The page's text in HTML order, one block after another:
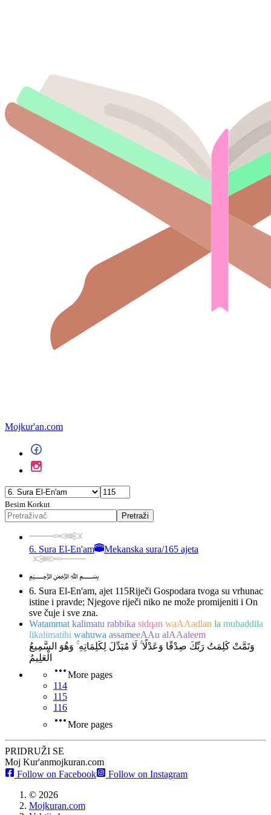
Mojkur'an.com
Besim Korkut
Pretraži
6. Sura El-En'am Mekanska sura/165 ajeta
﷽
6. Sura El-En'am, ajet 115Riječi Gospodara tvoga su vrhunac
istine i pravde; Njegove riječi niko ne može promijeniti i On
sve čuje i sve zna.
Watammat kalimatu rabbika sidqan waAAadlan la mubaddila
likalimatihi wahuwa assameeAAu alAAaleem
وَتَمَّتْ كَلِمَتُ رَبِّكَ صِدْقًا وَعَدْلًا ۚ لَا مُبَدِّلَ لِكَلِمَاتِهِ ۚ وَهُوَ السَّمِيعُ
الْعَلِيمُ
More pages
114
115
116
More pages
PRIDRUŽI SE
Moj Kur'anmojkuran.com
Follow on Facebook
Follow on Instagram
© 2026
Mojkuran.com